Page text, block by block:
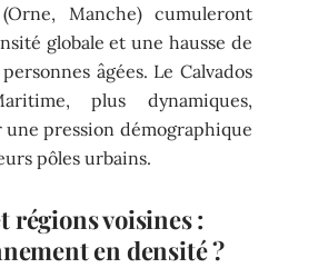
Manche) cumuleront
globale et une hausse de
âgées. Le Calvados
plus dynamiques,
pression démographique
pôles urbains.
régions voisines :
en densité ?